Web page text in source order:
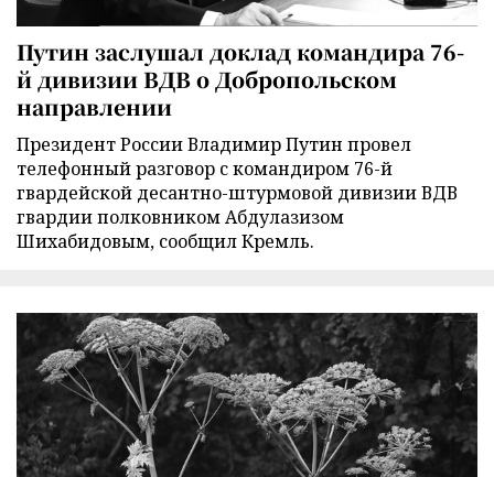
Путин заслушал доклад командира 76-
й дивизии ВДВ о Добропольском
направлении
Президент России Владимир Путин провел
телефонный разговор с командиром 76-й
гвардейской десантно-штурмовой дивизии ВДВ
гвардии полковником Абдулазизом
Шихабидовым, сообщил Кремль.